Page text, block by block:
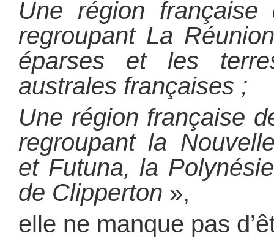
Une région française
regroupant La
éparses et les
australes françaises ;
Une région française
regroupant la
et Futuna, la
de Clipperton »,
elle ne manque pas